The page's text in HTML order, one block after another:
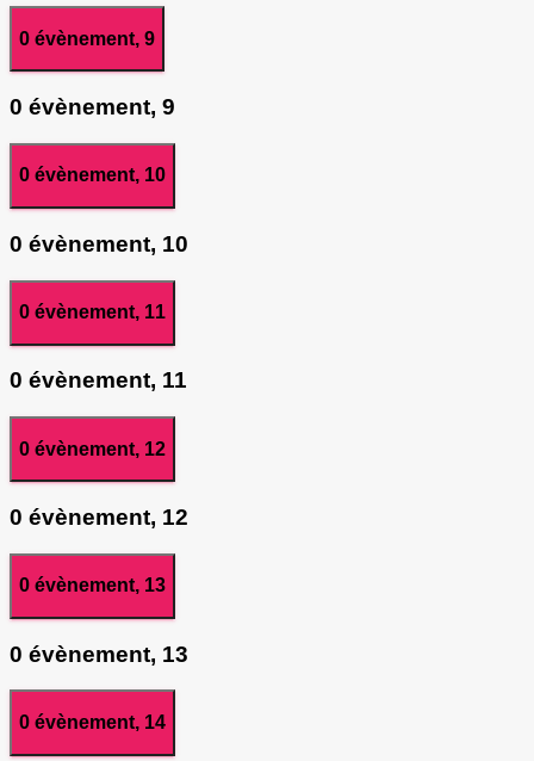
0 évènement, 9
0 évènement, 9
0 évènement, 10
0 évènement, 10
0 évènement, 11
0 évènement, 11
0 évènement, 12
0 évènement, 12
0 évènement, 13
0 évènement, 13
0 évènement, 14